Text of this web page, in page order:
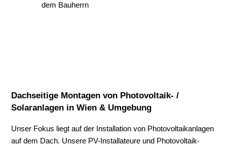
dem Bauherrn
Dachseitige Montagen von Photovoltaik- /
Solaranlagen in Wien & Umgebung
Unser Fokus liegt auf der Installation von Photovoltaikanlagen
auf dem Dach. Unsere PV-Installateure und Photovoltaik-